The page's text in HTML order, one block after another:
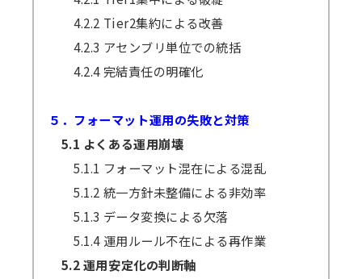
4.2.2 Tier2集約による改善
4.2.3 アセンブリ単位での統括
4.2.4 完結責任の明確化
５．フォーマット運用の失敗と対策
5.1 よくある運用崩壊
5.1.1 フォーマット混在による混乱
5.1.2 統一方針未整備による非効率
5.1.3 データ変換による欠落
5.1.4 運用ルール不在による再作業
5.2 運用安定化の判断軸